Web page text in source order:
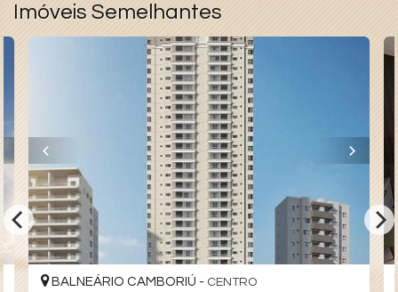
Características do Imóvel
Suíte Master
Características do Empreendimento
Sauna
Salão de Festas
Piscina
Spa
Espaço Fitness
Playground
Brinquedoteca
Imóveis Semelhantes
BALNEÁRIO CAMBORIÚ - CENTRO